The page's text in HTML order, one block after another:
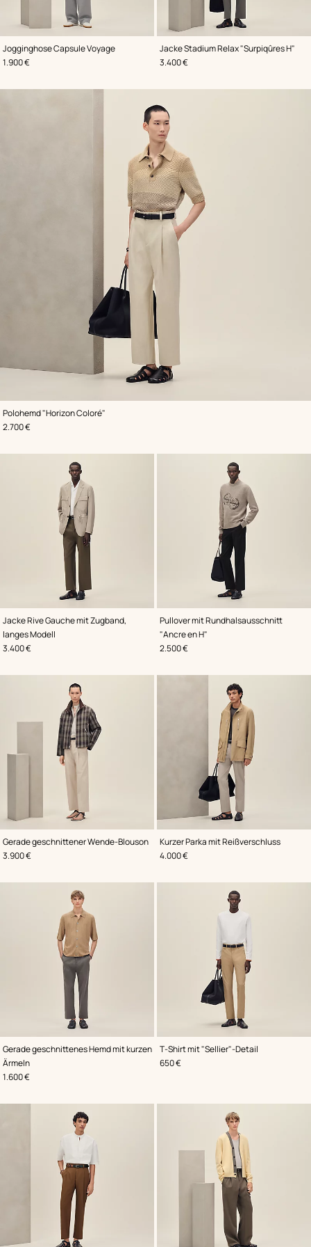
Jogginghose Capsule Voyage
,Farbe:
Grau
,Preis
1.900 €
Jacke Stadium Relax "Surpiqûres H"
,Farbe:
Braun
,Preis
3.400 €
Polohemd "Horizon Coloré"
,Farbe:
Beige/Natur
,Preis
2.700 €
Jacke Rive Gauche mit Zugband,
langes Modell
,Farbe:
Beige/Natur
,Preis
3.400 €
Pullover mit Rundhalsausschnitt
"Ancre en H"
,Farbe:
Grau
,Preis
2.500 €
Gerade geschnittener Wende-Blouson
,Farbe:
Braun
,Preis
3.900 €
Kurzer Parka mit Reißverschluss
,Farbe:
Beige/Natur
,Preis
4.000 €
Gerade geschnittenes Hemd mit kurzen
Ärmeln
,Farbe:
Beige/Natur
,Preis
1.600 €
T-Shirt mit "Sellier"-Detail
,Farbe:
Weiß
,Preis
650 €